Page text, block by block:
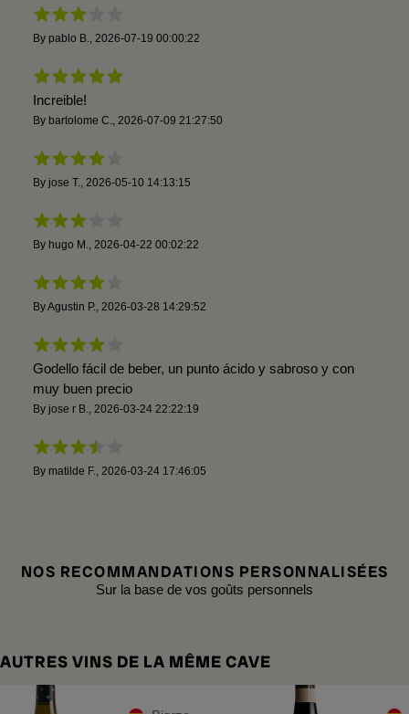
By pablo B. 2026-07-19 00:00:22
Increible!
By bartolome C. 2026-07-09 21:27:50
By jose T. 2026-05-10 14:13:15
By hugo M. 2026-04-22 00:02:22
ByAgustin P. 2026-03-28 14:29:52
Godello fácil de beber, un punto ácido y sabroso y con
muy buen precio
By jose r B. 2026-03-24 22:22:19
By matilde F. 2026-03-24 17:46:05
NOS RECOMMANDATIONS PERSONNALISÉES
Sur la base de vos goûts personnels
AUTRES VINS DE LA MÊME CAVE